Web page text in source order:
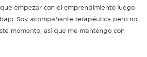
empezar con el emprendimiento luego
Soy acompañante terapéutica pero no
momento, así que me mantengo con